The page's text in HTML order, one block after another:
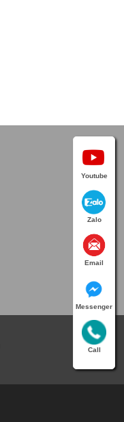
Youtube
Zalo
Email
Messenger
Call